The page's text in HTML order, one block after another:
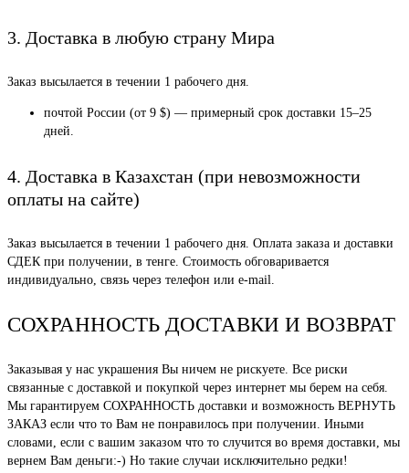
3. Доставка в любую страну Мира
Заказ высылается в течении 1 рабочего дня.
почтой России (от 9 $) — примерный срок доставки 15–25
дней.
4. Доставка в Казахстан (при невозможности
оплаты на сайте)
Заказ высылается в течении 1 рабочего дня. Оплата заказа и доставки
СДЕК при получении, в тенге. Стоимость обговаривается
индивидуально, связь через телефон или e-mail.
СОХРАННОСТЬ ДОСТАВКИ И ВОЗВРАТ
Заказывая у нас украшения Вы ничем не рискуете. Все риски
связанные с доставкой и покупкой через интернет мы берем на себя.
Мы гарантируем СОХРАННОСТЬ доставки и возможность ВЕРНУТЬ
ЗАКАЗ если что то Вам не понравилось при получении. Иными
словами, если с вашим заказом что то случится во время доставки, мы
вернем Вам деньги:-) Но такие случаи исключительно редки!